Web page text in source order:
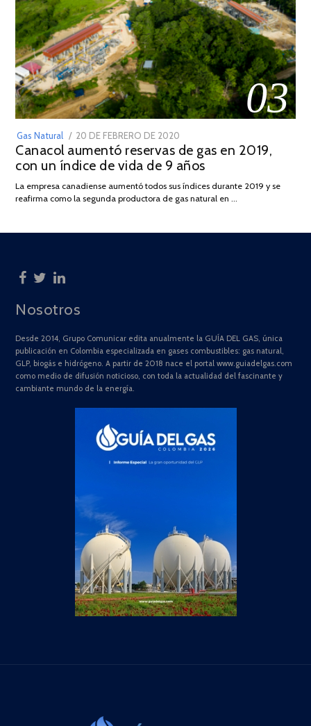
03
Gas Natural
POSTED
ON
20 DE FEBRERO DE 2020
DE
JULIO
2025
Canacol aumentó reservas de gas en 2019,
con un índice de vida de 9 años
La empresa canadiense aumentó todos sus índices durante 2019 y se
reafirma como la segunda productora de gas natural en …
Nosotros
Desde 2014, Grupo Comunicar edita anualmente la GUÍA DEL GAS, única
publicación en Colombia especializada en gases combustibles: gas natural,
GLP, biogás e hidrógeno. A partir de 2018 nace el portal www.guiadelgas.com
como medio de difusión noticioso, con toda la actualidad del fascinante y
cambiante mundo de la energía.